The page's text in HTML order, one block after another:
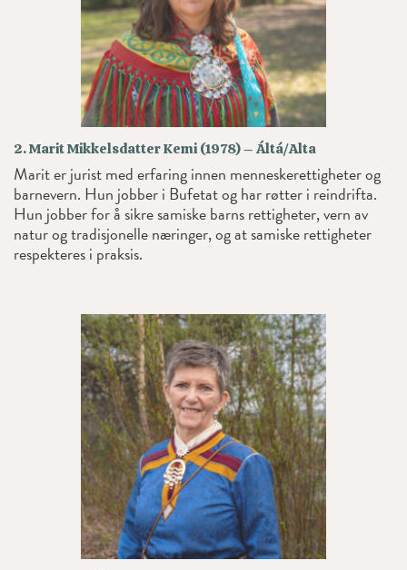
2. Marit Mikkelsdatter Kemi (1978) – Áltá/Alta
Marit er jurist med erfaring innen menneskerettigheter og
barnevern. Hun jobber i Bufetat og har røtter i reindrifta.
Hun jobber for å sikre samiske barns rettigheter, vern av
natur og tradisjonelle næringer, og at samiske rettigheter
respekteres i praksis.